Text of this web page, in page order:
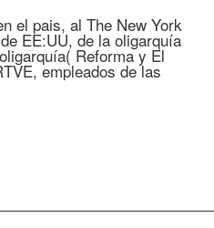
el pais, al The New York
EE:UU, de la oligarquía
Reforma y El
empleados de las